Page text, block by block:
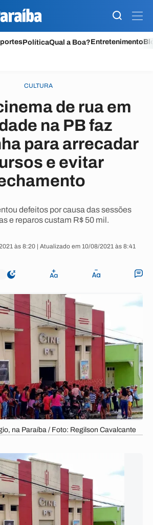
PolíticaQual a Boa?Entretenimento
CULTURA
de rua em
na PB faz
para arrecadar
e evitar
defeitos por causa das sessões
e reparos custam R$ 50 mil.
às 8:20 | Atualizado em 10/08/2021 às 8:41
na Paraíba / Foto: Regilson Cavalcante